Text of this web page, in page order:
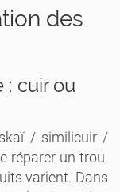
des
: cuir ou
/ similicuir /
réparer un trou.
varient. Dans